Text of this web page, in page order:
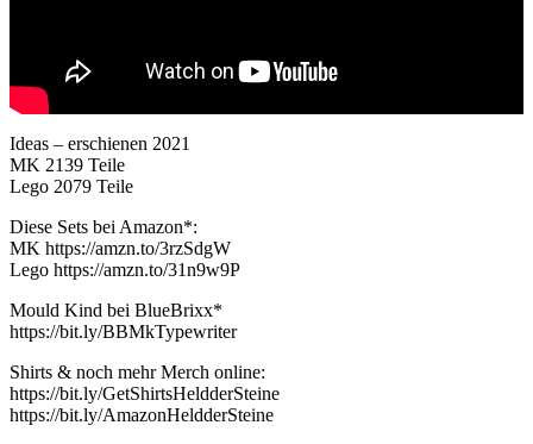
Ideas – erschienen 2021
MK 2139 Teile
Lego 2079 Teile
Diese Sets bei Amazon*:
MK https://amzn.to/3rzSdgW
Lego https://amzn.to/31n9w9P
Mould Kind bei BlueBrixx*
https://bit.ly/BBMkTypewriter
Shirts & noch mehr Merch online:
https://bit.ly/GetShirtsHeldderSteine
https://bit.ly/AmazonHeldderSteine